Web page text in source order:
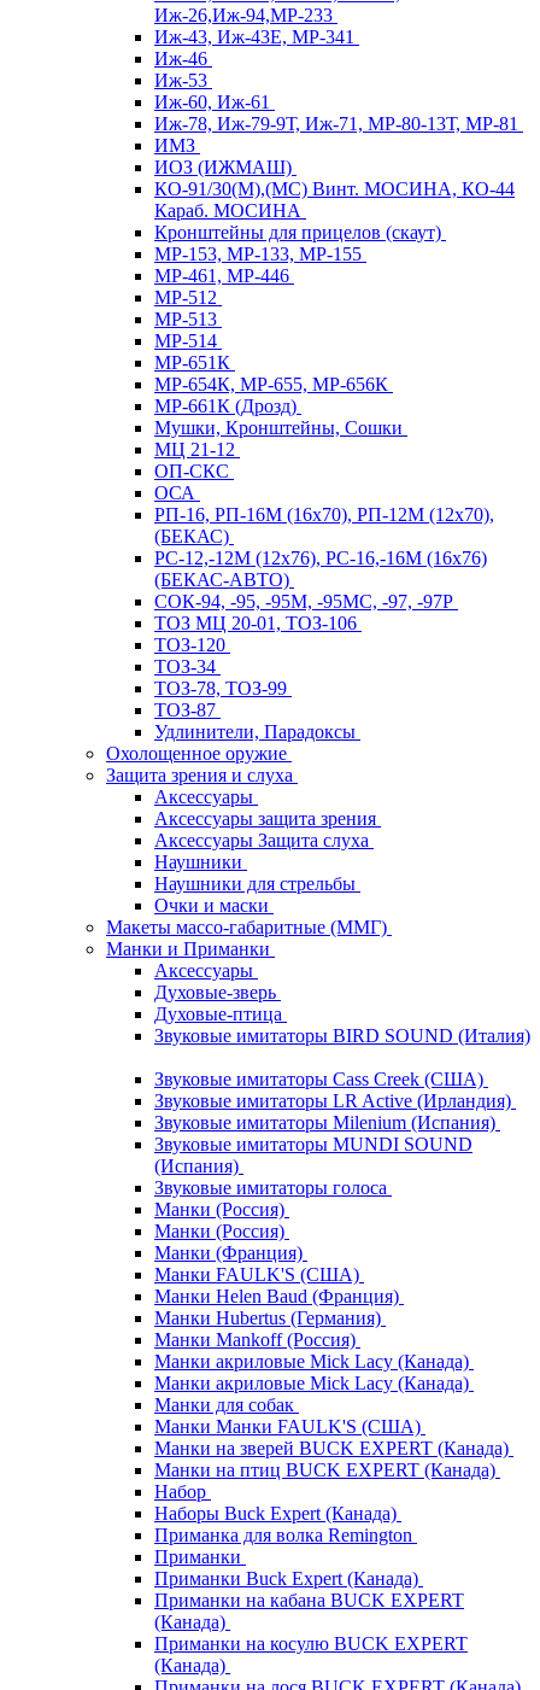
Иж-26,Иж-94,МР-233
Иж-43, Иж-43Е, МР-341
Иж-46
Иж-53
Иж-60, Иж-61
Иж-78, Иж-79-9Т, Иж-71, МР-80-13Т, МР-81
ИМЗ
ИОЗ (ИЖМАШ)
КО-91/30(М),(МС) Винт. МОСИНА, КО-44
Караб. МОСИНА
Кронштейны для прицелов (скаут)
МР-153, МР-133, МР-155
МР-461, МР-446
МР-512
МР-513
МР-514
МР-651К
МР-654К, МР-655, МР-656К
МР-661К (Дрозд)
Мушки, Кронштейны, Сошки
МЦ 21-12
ОП-СКС
ОСА
РП-16, РП-16М (16х70), РП-12М (12х70),
(БЕКАС)
РС-12,-12М (12х76), РС-16,-16М (16х76)
(БЕКАС-АВТО)
СОК-94, -95, -95М, -95МС, -97, -97Р
ТОЗ МЦ 20-01, ТОЗ-106
ТОЗ-120
ТОЗ-34
ТОЗ-78, ТОЗ-99
ТОЗ-87
Удлинители, Парадоксы
Охолощенное оружие
Защита зрения и слуха
Аксессуары
Аксессуары защита зрения
Аксессуары Защита слуха
Наушники
Наушники для стрельбы
Очки и маски
Макеты массо-габаритные (ММГ)
Манки и Приманки
Аксессуары
Духовые-зверь
Духовые-птица
Звуковые имитаторы BIRD SOUND (Италия)
Звуковые имитаторы Cass Creek (США)
Звуковые имитаторы LR Active (Ирландия)
Звуковые имитаторы Milenium (Испания)
Звуковые имитаторы MUNDI SOUND
(Испания)
Звуковые имитаторы голоса
Манки (Россия)
Манки (Россия)
Манки (Франция)
Манки FAULK'S (США)
Манки Helen Baud (Франция)
Манки Hubertus (Германия)
Манки Mankoff (Россия)
Манки акриловые Mick Lacy (Канада)
Манки акриловые Mick Lacy (Канада)
Манки для собак
Манки Манки FAULK'S (США)
Манки на зверей BUCK EXPERT (Канада)
Манки на птиц BUCK EXPERT (Канада)
Набор
Наборы Buck Expert (Канада)
Приманка для волка Remington
Приманки
Приманки Buck Expert (Канада)
Приманки на кабана BUCK EXPERT
(Канада)
Приманки на косулю BUCK EXPERT
(Канада)